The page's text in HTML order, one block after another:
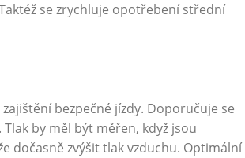
se zrychluje opotřebení střední
bezpečné jízdy. Doporučuje se
by měl být měřen, když jsou
dočasně zvýšit tlak vzduchu. Optimální